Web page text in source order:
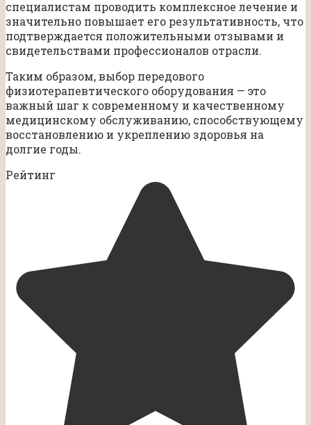
специалистам проводить комплексное лечение и
значительно повышает его результативность, что
подтверждается положительными отзывами и
свидетельствами профессионалов отрасли.
Таким образом, выбор передового
физиотерапевтического оборудования — это
важный шаг к современному и качественному
медицинскому обслуживанию, способствующему
восстановлению и укреплению здоровья на
долгие годы.
Рейтинг